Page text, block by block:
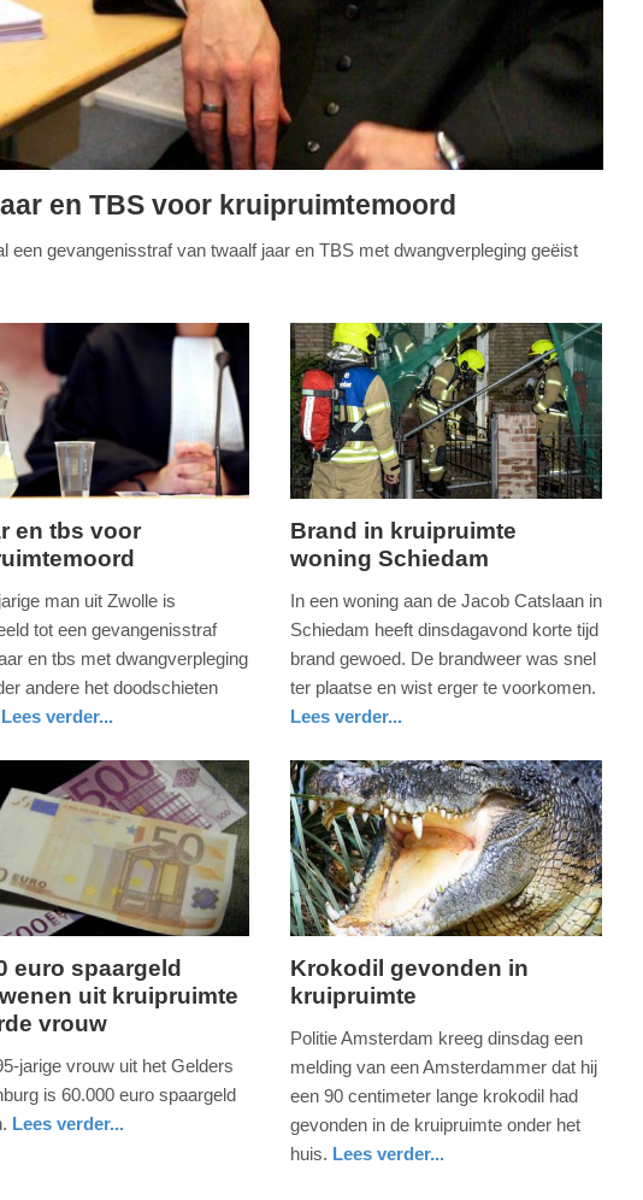
en TBS voor kruipruimtemoord
gevangenisstraf van twaalf jaar en TBS met dwangverpleging geëist
en tbs voor
man uit Zwolle is
tot een gevangenisstraf
en tbs met dwangverpleging
andere het doodschieten
Lees verder...
dinsdag,
22:46
Update:
09-
04-
2025
09:10
Brand in kruipruimte
woning Schiedam
In een woning aan de Jacob Catslaan in
Schiedam heeft dinsdagavond korte tijd
brand gewoed. De brandweer was snel
ter plaatse en wist erger te voorkomen.
Lees verder...
holland
euro spaargeld
uit kruipruimte
vrouw
jarige vrouw uit het Gelders
is 60.000 euro spaargeld
Lees verder...
woensdag,
09:24
Krokodil gevonden in
kruipruimte
Politie Amsterdam kreeg dinsdag een
melding van een Amsterdammer dat hij
een 90 centimeter lange krokodil had
gevonden in de kruipruimte onder het
huis. Lees verder...